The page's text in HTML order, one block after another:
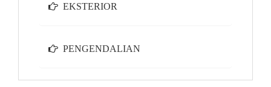
EKSTERIOR
PENGENDALIAN